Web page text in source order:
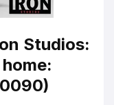
Studios: